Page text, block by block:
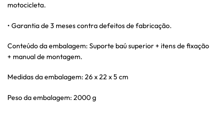
motocicleta.
• Garantia de 3 meses contra defeitos de fabricação.
Conteúdo da embalagem: Suporte baú superior + itens de fixação
+ manual de montagem.
Medidas da embalagem: 26 x 22 x 5 cm
Peso da embalagem: 2000 g